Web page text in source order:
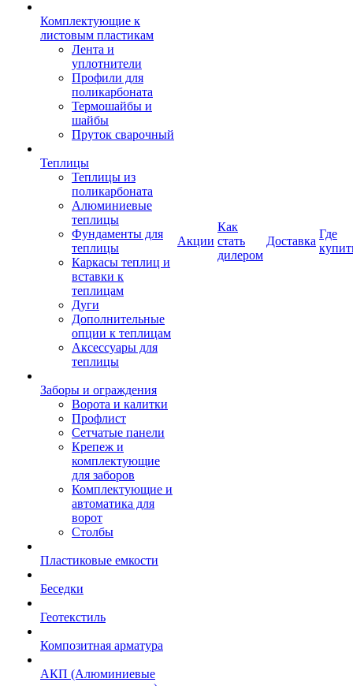
Комплектующие к
листовым пластикам
Лента и
уплотнители
Профили для
поликарбоната
Термошайбы и
шайбы
Пруток сварочный
Теплицы
Теплицы из
поликарбоната
Алюминиевые
теплицы
Фундаменты для
теплицы
Каркасы теплиц и
вставки к
теплицам
Дуги
Дополнительные
опции к теплицам
Аксессуары для
теплицы
Заборы и ограждения
Ворота и калитки
Профлист
Сетчатые панели
Крепеж и
комплектующие
для заборов
Комплектующие и
автоматика для
ворот
Столбы
Пластиковые емкости
Беседки
Геотекстиль
Композитная арматура
АКП (Алюминиевые
Акции
Как
стать
дилером
Доставка
Где